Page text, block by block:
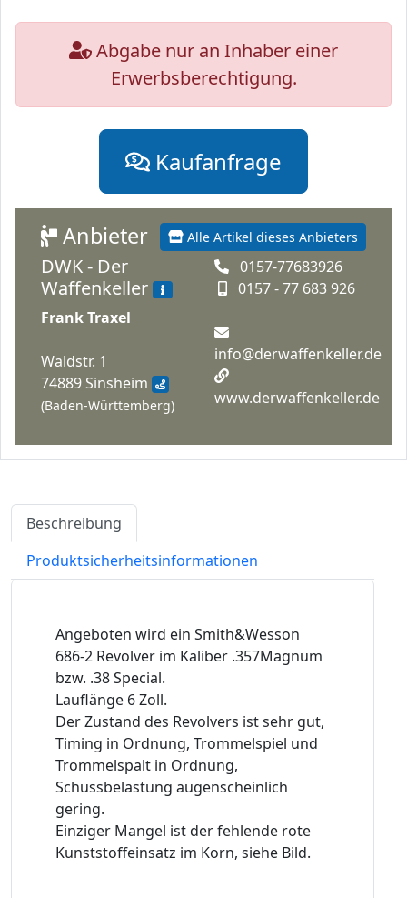
Abgabe nur an Inhaber einer
Erwerbsberechtigung.
Kaufanfrage
Alle Artikel dieses Anbieters
Anbieter
DWK - Der
Waffenkeller
Frank Traxel
Waldstr. 1
74889 Sinsheim
(Baden-Württemberg)
0157-77683926
0157 - 77 683 926
info@derwaffenkeller.de
www.derwaffenkeller.de
Beschreibung
Produktsicherheitsinformationen
Angeboten wird ein Smith&Wesson
686-2 Revolver im Kaliber .357Magnum
bzw. .38 Special.
Lauflänge 6 Zoll.
Der Zustand des Revolvers ist sehr gut,
Timing in Ordnung, Trommelspiel und
Trommelspalt in Ordnung,
Schussbelastung augenscheinlich
gering.
Einziger Mangel ist der fehlende rote
Kunststoffeinsatz im Korn, siehe Bild.